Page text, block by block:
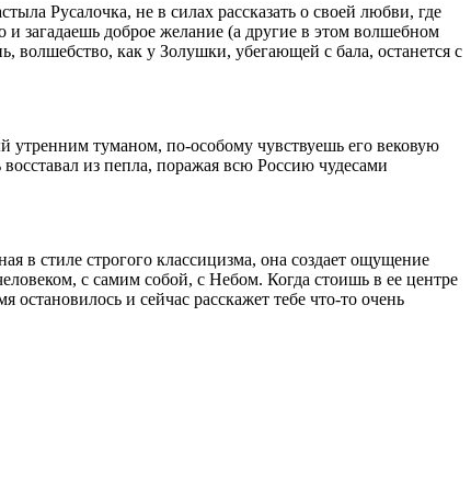
Русалочка, не в силах рассказать о своей любви, где
и загадаешь доброе желание (а другие в этом волшебном
волшебство, как у Золушки, убегающей с бала, останется с
утренним туманом, по-особому чувствуешь его вековую
из пепла, поражая всю Россию чудесами
в стиле строгого классицизма, она создает ощущение
с самим собой, с Небом. Когда стоишь в ее центре
и сейчас расскажет тебе что-то очень